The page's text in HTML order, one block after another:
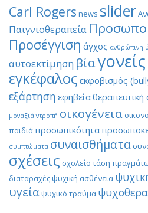
Carl Rogers news slider
Παιγνιοθεραπεία
Προσέγγιση άγχος ανθρώπινη
αυτοεκτίμηση βίαγονείς
εγκέφαλος εκφοβισμός
εξάρτηση εφηβείαθεραπευτική
μοναξιά ντροπή οικογένεια
παιδιάπροσωπικότητα
συμπτώματα συναισθήματα
σχέσεις σχολείο τάση
διαταραχέςψυχική ασθένεια
υγείαψυχικό τραύμα